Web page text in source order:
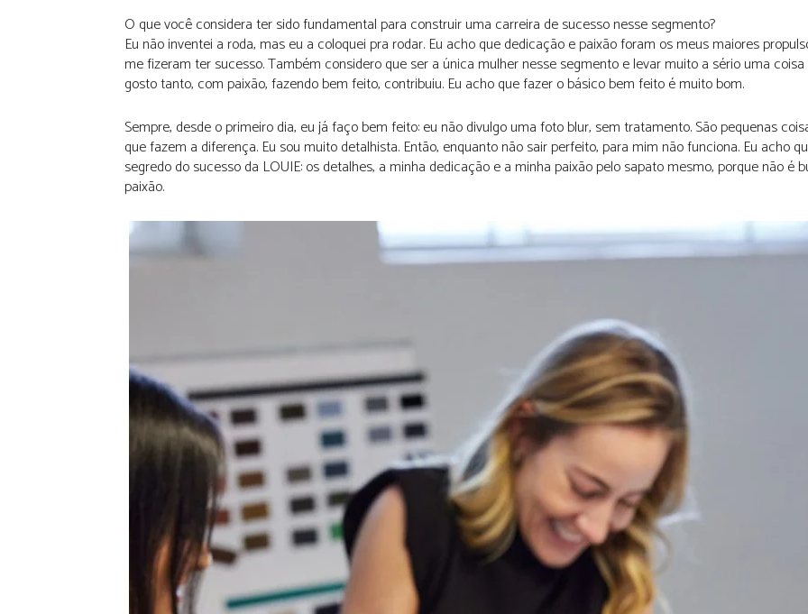
O que você considera ter sido fundamental para construir uma carreira de sucesso nesse segmento?
Eu não inventei a roda, mas eu a coloquei pra rodar. Eu acho que dedicação e paixão foram os meus maiores
me fizeram ter sucesso. Também considero que ser a única mulher nesse segmento e levar muito a sério uma
gosto tanto, com paixão, fazendo bem feito, contribuiu. Eu acho que fazer o básico bem feito é muito bom.
Sempre, desde o primeiro dia, eu já faço bem feito: eu não divulgo uma foto blur, sem tratamento. São pequenas
que fazem a diferença. Eu sou muito detalhista. Então, enquanto não sair perfeito, para mim não funciona. Eu acho
segredo do sucesso da LOUIE: os detalhes, a minha dedicação e a minha paixão pelo sapato mesmo, porque não é
paixão.